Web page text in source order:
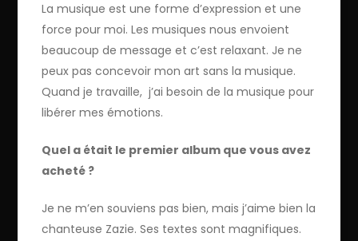
La musique est une forme d’expression et une
force pour moi. Les musiques nous envoient
beaucoup de message et c’est relaxant. Je ne
peux pas concevoir mon art sans la musique.
Quand je travaille, j’ai besoin de la musique pour
libérer mes émotions.
Quel a était le premier album que vous avez
acheté ?
Je ne m’en souviens pas bien, mais j’aime bien la
chanteuse Zazie. Ses textes sont magnifiques.